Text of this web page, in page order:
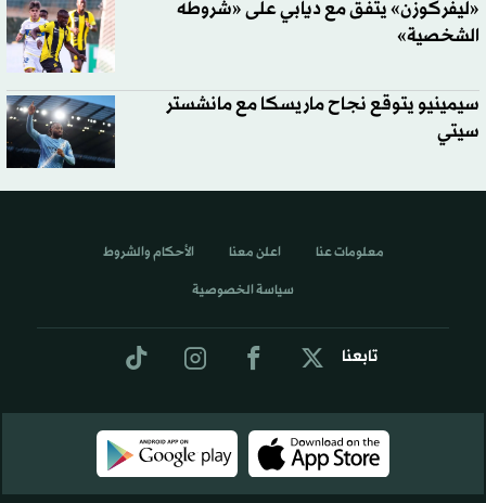
«ليفركوزن» يتفق مع ديابي على «شروطه
الشخصية»
سيمينيو يتوقع نجاح ماريسكا مع مانشستر
سيتي
تابعنا
معلومات عنا اعلن معنا الأحكام والشروط
سياسة الخصوصية